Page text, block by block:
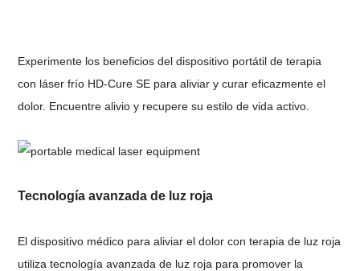
Experimente los beneficios del dispositivo portátil de terapia
con láser frío HD-Cure SE para aliviar y curar eficazmente el
dolor. Encuentre alivio y recupere su estilo de vida activo.
Tecnología avanzada de luz roja
El dispositivo médico para aliviar el dolor con terapia de luz roja
utiliza tecnología avanzada de luz roja para promover la